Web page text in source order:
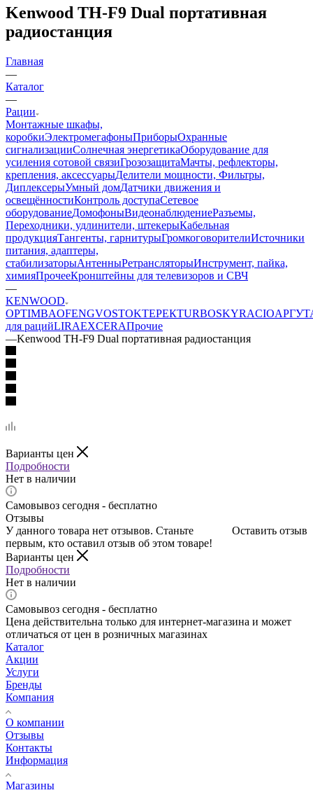
Kenwood TH-F9 Dual портативная
радиостанция
Главная
—
Каталог
—
Рации
Монтажные шкафы,
коробкиЭлектромегафоныПриборыОхранные
сигнализацииСолнечная энергетикаОборудование для
усиления сотовой связиГрозозащитаМачты, рефлекторы,
крепления, аксессуарыДелители мощности, Фильтры,
ДиплексерыУмный домДатчики движения и
освещённостиКонтроль доступаСетевое
оборудованиеДомофоныВидеонаблюдениеРазъемы,
Переходники, удлинители, штекерыКабельная
продукцияТангенты, гарнитурыГромкоговорителиИсточники
питания, адаптеры,
стабилизаторыАнтенныРетрансляторыИнструмент, пайка,
химияПрочееКронштейны для телевизоров и СВЧ
—
KENWOOD
OPTIMBAOFENGVOSTOKТЕРЕКTURBOSKYRACIOАРГУТ
для рацийLIRAEXCERAПрочие
—Kenwood TH-F9 Dual портативная радиостанция
Варианты цен
Подробности
Нет в наличии
Самовывоз сегодня - бесплатно
Отзывы
Оставить отзыв
У данного товара нет отзывов. Станьте
первым, кто оставил отзыв об этом товаре!
Варианты цен
Подробности
Нет в наличии
Самовывоз сегодня - бесплатно
Цена действительна только для интернет-магазина и может
отличаться от цен в розничных магазинах
Каталог
Акции
Услуги
Бренды
Компания
О компании
Отзывы
Контакты
Информация
Магазины